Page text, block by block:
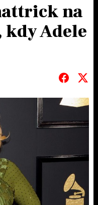
na
kdy Adele